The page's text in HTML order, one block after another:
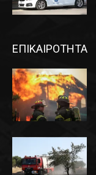
ΕΠΙΚΑΙΡΟΤΗΤΑ